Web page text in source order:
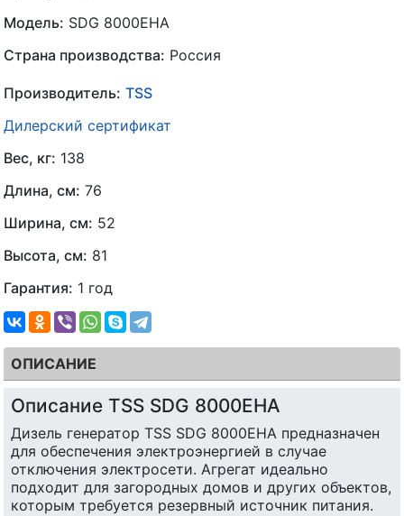
Модель: SDG 8000EHA
Страна производства: Россия
Производитель: TSS
Дилерский сертификат
Вес, кг: 138
Длина, см: 76
Ширина, см: 52
Высота, см: 81
Гарантия: 1 год
ОПИСАНИЕ
Описание TSS SDG 8000EHA
Дизель генератор TSS SDG 8000EHA предназначен
для обеспечения электроэнергией в случае
отключения электросети. Агрегат идеально
подходит для загородных домов и других объектов,
которым требуется резервный источник питания.